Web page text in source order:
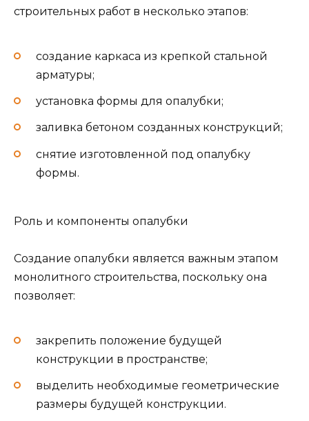
строительных работ в несколько этапов:
создание каркаса из крепкой стальной
арматуры;
установка формы для опалубки;
заливка бетоном созданных конструкций;
снятие изготовленной под опалубку
формы.
Роль и компоненты опалубки
Создание опалубки является важным этапом
монолитного строительства, поскольку она
позволяет:
закрепить положение будущей
конструкции в пространстве;
выделить необходимые геометрические
размеры будущей конструкции.